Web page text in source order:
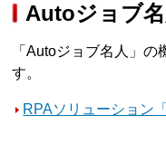
Autoジョブ
「Autoジョブ名人」
す。
RPAソリューション